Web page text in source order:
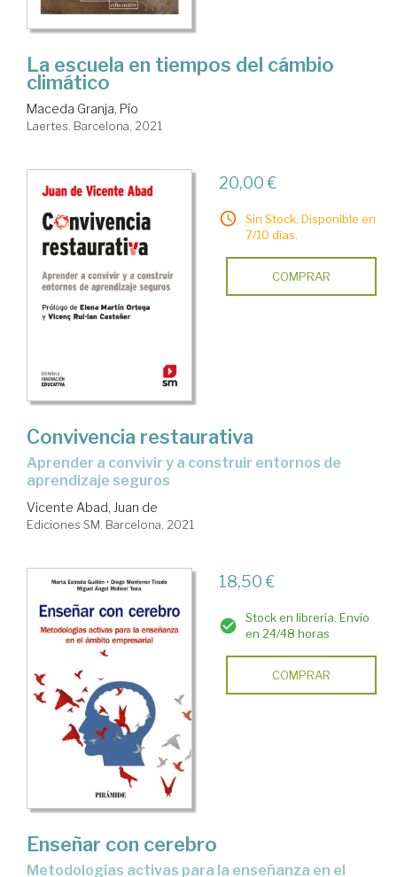
La escuela en tiempos del cámbio
climático
Maceda Granja, Pío
Laertes. Barcelona, 2021
20,00 €
Sin Stock. Disponible en
7/10 días.
COMPRAR
Convivencia restaurativa
aprender a convivir y a construir entornos de
aprendizaje seguros
Vicente Abad, Juan de
Ediciones SM. Barcelona, 2021
18,50 €
Stock en librería. Envío
en 24/48 horas
COMPRAR
Enseñar con cerebro
metodologías activas para la enseñanza en el